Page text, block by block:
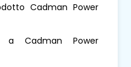
Cadman Power
a Cadman Power